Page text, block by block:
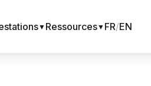
▼ Ressources▼ FR/EN